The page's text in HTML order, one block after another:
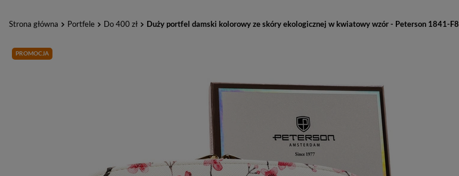
Strona główna Portfele Do 400 zł Duży portfel damski kolorowy ze skóry ekologicznej w kwiatowy wzór - Peterson 1841-F8
PROMOCJA